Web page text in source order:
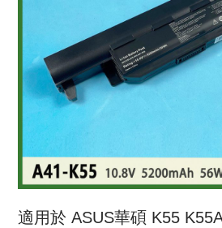
適用於 ASUS華碩 K55